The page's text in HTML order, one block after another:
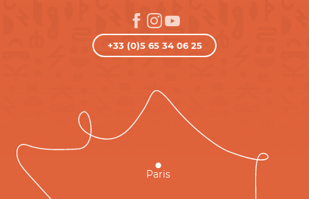
+33 (0)5 65 34 06 25
Paris